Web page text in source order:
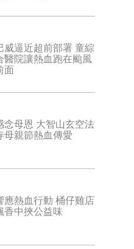
威逼近超前部署 童綜
醫院讓熱血跑在颱風
面
念母恩 大智山玄空法
母親節熱血傳愛
應熱血行動 桶仔雞店
香中挾公益味